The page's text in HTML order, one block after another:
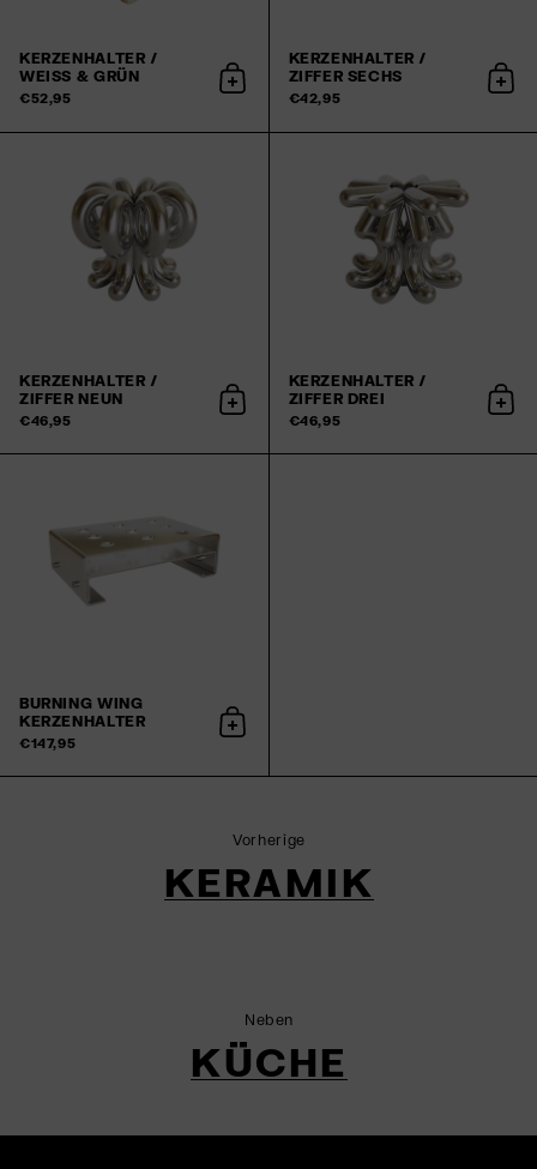
KERZENHALTER /
WEISS & GRÜN
€52,95
In den Warenkorb
KERZENHALTER /
ZIFFER SECHS
€42,95
In
KERZENHALTER /
ZIFFER NEUN
€46,95
In den Warenkorb
KERZENHALTER /
ZIFFER DREI
€46,95
In
BURNING WING
KERZENHALTER
€147,95
In den Warenkorb
Vorherige
KERAMIK
Neben
KÜCHE